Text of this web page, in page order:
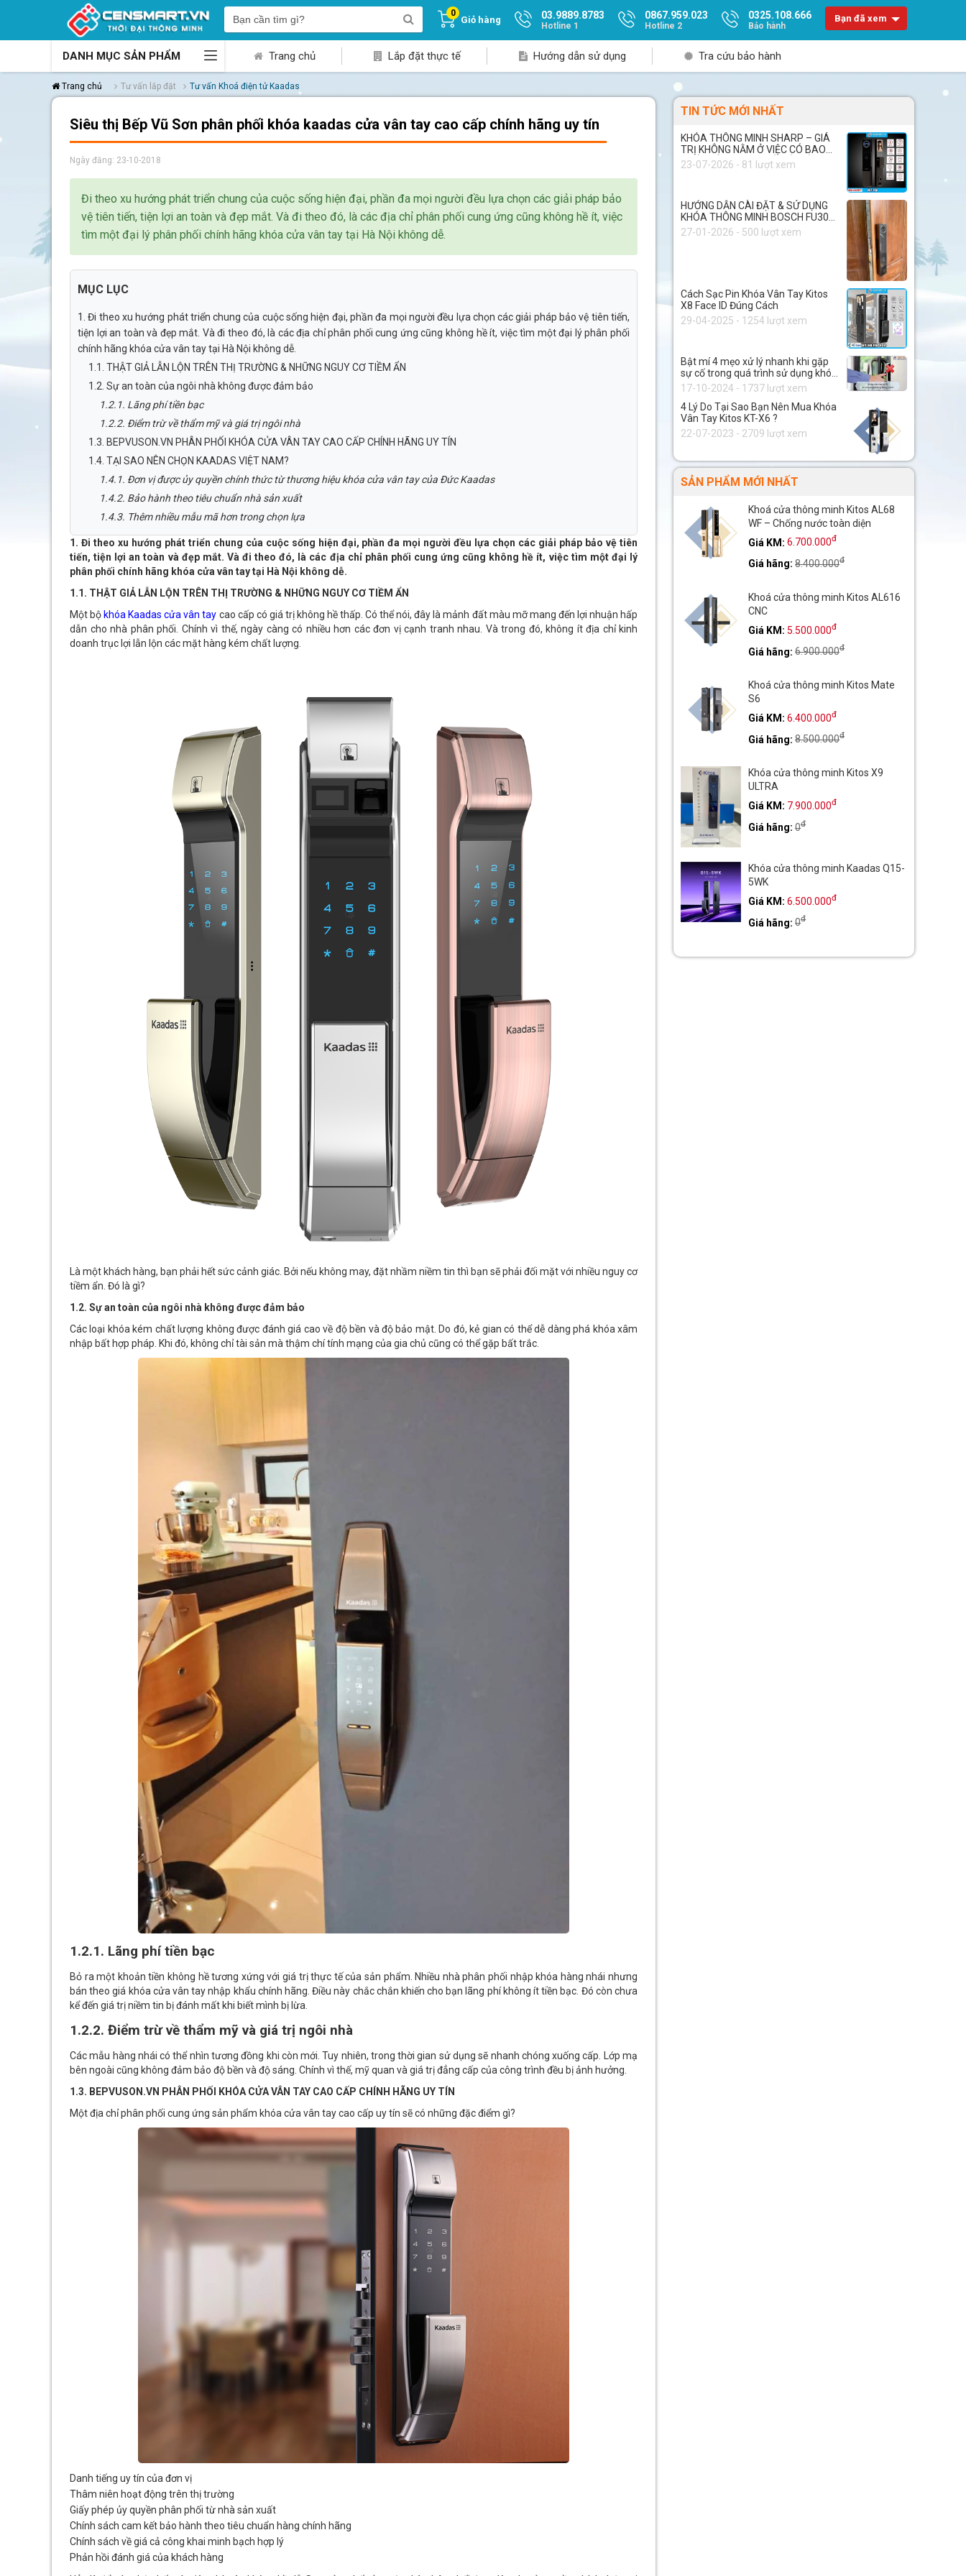
0
Giỏ hàng 03.9889.8783
Hotline 1
0867.959.023
Hotline 2
0325.108.666
Bảo hành
Bạn đã xem
DANH MỤC SẢN PHẨM Trang chủ Lắp đặt thực tế Hướng dẫn sử dụng Tra cứu bảo hành
Trang chủ Tư vấn lắp đặt Tư vấn Khoá điện tử Kaadas
Siêu thị Bếp Vũ Sơn phân phối khóa kaadas cửa vân tay cao cấp chính hãng uy tín
Ngày đăng: 23-10-2018
Đi theo xu hướng phát triển chung của cuộc sống hiện đại, phần đa mọi người đều lựa chọn các giải pháp bảo
vệ tiên tiến, tiện lợi an toàn và đẹp mắt. Và đi theo đó, là các địa chỉ phân phối cung ứng cũng không hề ít, việc
tìm một đại lý phân phối chính hãng khóa cửa vân tay tại Hà Nội không dễ.
MỤC LỤC
1. Đi theo xu hướng phát triển chung của cuộc sống hiện đại, phần đa mọi người đều lựa chọn các giải pháp bảo vệ tiên tiến,
tiện lợi an toàn và đẹp mắt. Và đi theo đó, là các địa chỉ phân phối cung ứng cũng không hề ít, việc tìm một đại lý phân phối
chính hãng khóa cửa vân tay tại Hà Nội không dễ.
1.1. THẬT GIẢ LẪN LỘN TRÊN THỊ TRƯỜNG & NHỮNG NGUY CƠ TIỀM ẨN
1.2. Sự an toàn của ngôi nhà không được đảm bảo
1.2.1. Lãng phí tiền bạc
1.2.2. Điểm trừ về thẩm mỹ và giá trị ngôi nhà
1.3. BEPVUSON.VN PHÂN PHỐI KHÓA CỬA VÂN TAY CAO CẤP CHÍNH HÃNG UY TÍN
1.4. TẠI SAO NÊN CHỌN KAADAS VIỆT NAM?
1.4.1. Đơn vị được ủy quyền chính thức từ thương hiệu khóa cửa vân tay của Đức Kaadas
1.4.2. Bảo hành theo tiêu chuẩn nhà sản xuất
1.4.3. Thêm nhiều mẫu mã hơn trong chọn lựa
1. Đi theo xu hướng phát triển chung của cuộc sống hiện đại, phần đa mọi người đều lựa chọn các giải pháp bảo vệ tiên
tiến, tiện lợi an toàn và đẹp mắt. Và đi theo đó, là các địa chỉ phân phối cung ứng cũng không hề ít, việc tìm một đại lý
phân phối chính hãng khóa cửa vân tay tại Hà Nội không dễ.
1.1. THẬT GIẢ LẪN LỘN TRÊN THỊ TRƯỜNG & NHỮNG NGUY CƠ TIỀM ẨN
Một bộ khóa Kaadas cửa vân tay cao cấp có giá trị không hề thấp. Có thể nói, đây là mảnh đất màu mỡ mang đến lợi nhuận hấp
dẫn cho nhà phân phối. Chính vì thế, ngày càng có nhiều hơn các đơn vị cạnh tranh nhau. Và trong đó, không ít địa chỉ kinh
doanh trục lợi lẫn lộn các mặt hàng kém chất lượng.
Là một khách hàng, bạn phải hết sức cảnh giác. Bởi nếu không may, đặt nhầm niềm tin thì bạn sẽ phải đối mặt với nhiều nguy cơ
tiềm ẩn. Đó là gì?
1.2. Sự an toàn của ngôi nhà không được đảm bảo
Các loại khóa kém chất lượng không được đánh giá cao về độ bền và độ bảo mật. Do đó, kẻ gian có thể dễ dàng phá khóa xâm
nhập bất hợp pháp. Khi đó, không chỉ tài sản mà thậm chí tính mạng của gia chủ cũng có thể gặp bất trắc.
1.2.1. Lãng phí tiền bạc
Bỏ ra một khoản tiền không hề tương xứng với giá trị thực tế của sản phẩm. Nhiều nhà phân phối nhập khóa hàng nhái nhưng
bán theo giá khóa cửa vân tay nhập khẩu chính hãng. Điều này chắc chắn khiến cho bạn lãng phí không ít tiền bạc. Đó còn chưa
kể đến giá trị niềm tin bị đánh mất khi biết mình bị lừa.
1.2.2. Điểm trừ về thẩm mỹ và giá trị ngôi nhà
Các mẫu hàng nhái có thể nhìn tương đồng khi còn mới. Tuy nhiên, trong thời gian sử dụng sẽ nhanh chóng xuống cấp. Lớp mạ
bên ngoài cũng không đảm bảo độ bền và độ sáng. Chính vì thế, mỹ quan và giá trị đẳng cấp của công trình đều bị ảnh hưởng.
1.3. BEPVUSON.VN PHÂN PHỐI KHÓA CỬA VÂN TAY CAO CẤP CHÍNH HÃNG UY TÍN
Một địa chỉ phân phối cung ứng sản phẩm khóa cửa vân tay cao cấp uy tín sẽ có những đặc điểm gì?
Danh tiếng uy tín của đơn vị
Thâm niên hoạt động trên thị trường
Giấy phép ủy quyền phân phối từ nhà sản xuất
Chính sách cam kết bảo hành theo tiêu chuẩn hàng chính hãng
Chính sách về giá cả công khai minh bạch hợp lý
Phản hồi đánh giá của khách hàng
TIN TỨC MỚI NHẤT
KHÓA THÔNG MINH SHARP – GIÁ
TRỊ KHÔNG NẰM Ở VIỆC CÓ BAO
NHIÊU TÍNH NĂNG, MÀ NẰM Ở
CHẤT LƯỢNG BÊN TRONG
23-07-2026 - 81 lượt xem
HƯỚNG DẪN CÀI ĐẶT & SỬ DỤNG
KHÓA THÔNG MINH BOSCH FU30
PLUS
27-01-2026 - 500 lượt xem
Cách Sạc Pin Khóa Vân Tay Kitos
X8 Face ID Đúng Cách
29-04-2025 - 1254 lượt xem
Bật mí 4 mẹo xử lý nhanh khi gặp
sự cố trong quá trình sử dụng khóa
thông minh.
17-10-2024 - 1737 lượt xem
4 Lý Do Tại Sao Bạn Nên Mua Khóa
Vân Tay Kitos KT-X6 ?
22-07-2023 - 2709 lượt xem
SẢN PHẨM MỚI NHẤT
Khoá cửa thông minh Kitos AL68
WF – Chống nước toàn diện
Giá KM:6.700.000đ
Giá hãng:8.400.000đ
Khoá cửa thông minh Kitos AL616
CNC
Giá KM:5.500.000đ
Giá hãng:6.900.000đ
Khoá cửa thông minh Kitos Mate
S6
Giá KM:6.400.000đ
Giá hãng:8.500.000đ
Khóa cửa thông minh Kitos X9
ULTRA
Giá KM: 7.900.000đ
Giá hãng:0đ
Khóa cửa thông minh Kaadas Q15-
5WK
Giá KM:6.500.000đ
Giá hãng:0đ